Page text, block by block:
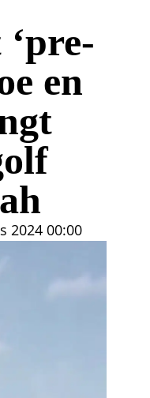
en
2024 00:00